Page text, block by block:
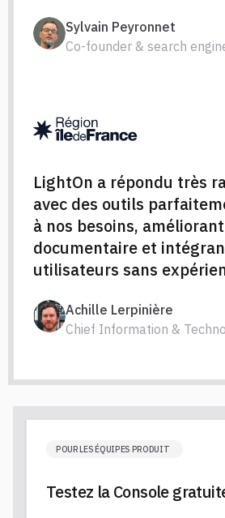
Sylvain Peyronnet
Co-founder & search
LightOn a répondu très
avec des outils
à nos besoins,
documentaire et
utilisateurs sans
Achille Lerpinière
Chief Information &
POUR LES ÉQUIPES PRODUIT
Testez la Console